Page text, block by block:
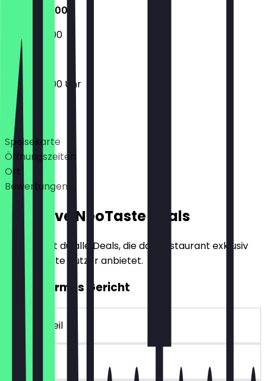
07:00 - 13:00
08:00 - 12:00
07:00 - 13:00 Uhr
Deals
Speisekarte
Öffnungszeiten
Ort
Bewertungen
Exklusive NeoTaste Deals
Hier findest du alle Deals, die das Restaurant exklusiv
für NeoTaste Nutzer anbietet.
2für1 Warmes Gericht
~€ 12 Vorteil
90 Tage